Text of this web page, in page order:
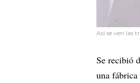
Así se ven las
Se recibió
una